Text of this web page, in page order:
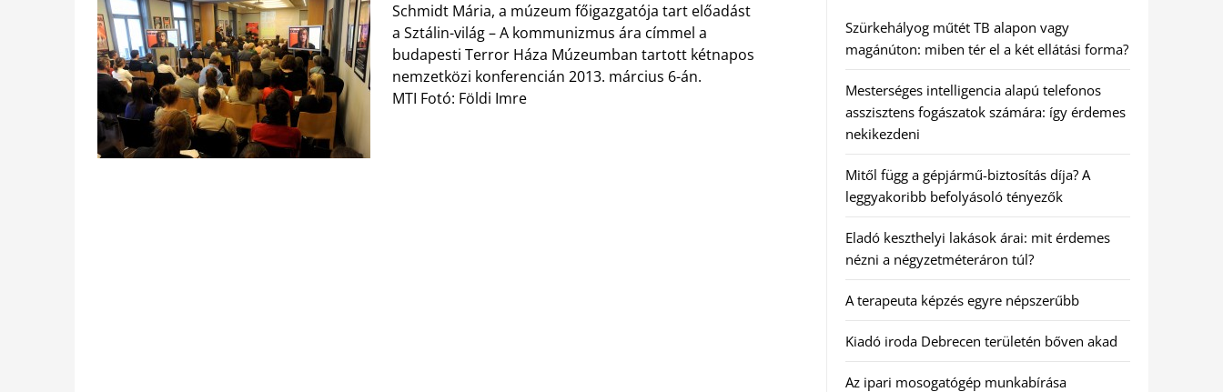
Schmidt Mária, a múzeum főigazgatója tart előadást
a Sztálin-világ – A kommunizmus ára címmel a
budapesti Terror Háza Múzeumban tartott kétnapos
nemzetközi konferencián 2013. március 6-án.
MTI Fotó: Földi Imre
Szürkehályog műtét TB alapon vagy
magánúton: miben tér el a két ellátási forma?
Mesterséges intelligencia alapú telefonos
asszisztens fogászatok számára: így érdemes
nekikezdeni
Mitől függ a gépjármű-biztosítás díja? A
leggyakoribb befolyásoló tényezők
Eladó keszthelyi lakások árai: mit érdemes
nézni a négyzetméteráron túl?
A terapeuta képzés egyre népszerűbb
Kiadó iroda Debrecen területén bőven akad
Az ipari mosogatógép munkabírása